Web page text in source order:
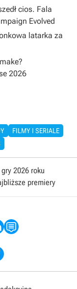
cios. Fala
Evolved
latarka za
2026
FILMY I SERIALE
2026 roku
premiery